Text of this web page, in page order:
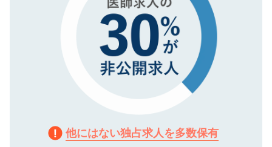
他にはない独占求人を多数保有